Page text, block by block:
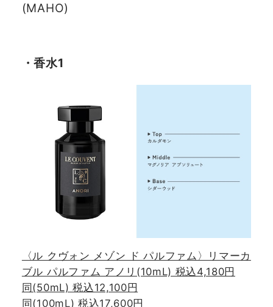
(MAHO)
・香水1
〈ル クヴォン メゾン ド パルファム〉リマーカ
ブル パルファム アノリ(10mL) 税込4,180円
同(50mL) 税込12,100円
同(100mL) 税込17,600円